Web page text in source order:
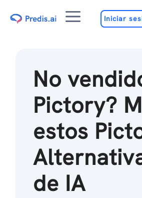
Menú
Iniciar
No
Pictory?
estos
de IA